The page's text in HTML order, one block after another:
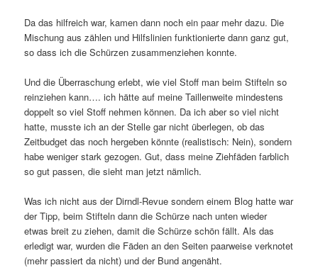
Da das hilfreich war, kamen dann noch ein paar mehr dazu. Die
Mischung aus zählen und Hilfslinien funktionierte dann ganz gut,
so dass ich die Schürzen zusammenziehen konnte.
Und die Überraschung erlebt, wie viel Stoff man beim Stifteln so
reinziehen kann…. ich hätte auf meine Taillenweite mindestens
doppelt so viel Stoff nehmen können. Da ich aber so viel nicht
hatte, musste ich an der Stelle gar nicht überlegen, ob das
Zeitbudget das noch hergeben könnte (realistisch: Nein), sondern
habe weniger stark gezogen. Gut, dass meine Ziehfäden farblich
so gut passen, die sieht man jetzt nämlich.
Was ich nicht aus der Dirndl-Revue sondern einem Blog hatte war
der Tipp, beim Stifteln dann die Schürze nach unten wieder
etwas breit zu ziehen, damit die Schürze schön fällt. Als das
erledigt war, wurden die Fäden an den Seiten paarweise verknotet
(mehr passiert da nicht) und der Bund angenäht.